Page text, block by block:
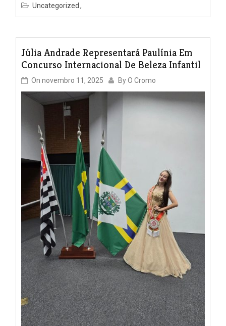
Uncategorized
Júlia Andrade Representará Paulínia Em
Concurso Internacional De Beleza Infantil
On novembro 11, 2025 ByO Cromo